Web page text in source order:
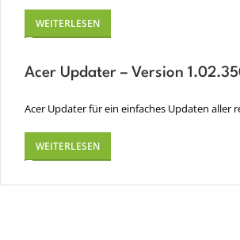
WEITERLESEN
Acer Updater – Version
Acer Updater für ein einfaches Updaten aller
WEITERLESEN